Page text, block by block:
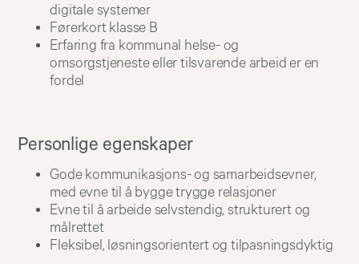
digitale systemer
Førerkort klasse B
Erfaring fra kommunal helse- og
omsorgstjeneste eller tilsvarende arbeid er en
fordel
Personlige egenskaper
Gode kommunikasjons- og samarbeidsevner,
med evne til å bygge trygge relasjoner
Evne til å arbeide selvstendig, strukturert og
målrettet
Fleksibel, løsningsorientert og tilpasningsdyktig